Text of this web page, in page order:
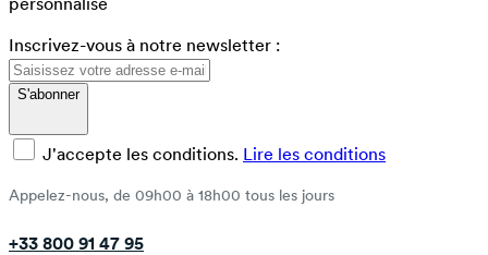
Inscrivez-vous à notre newsletter :
S'abonner
J'accepte les conditions. Lire les conditions
Appelez-nous, de 09h00 à 18h00 tous les jours
+33 800 91 47 95